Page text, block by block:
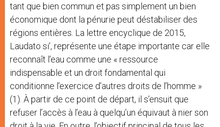
tant que bien commun et pas simplement un bien
économique dont la pénurie peut déstabiliser des
régions entières. La lettre encyclique de 2015,
Laudato si’, représente une étape importante car elle
reconnaît l’eau comme une « ressource
indispensable et un droit fondamental qui
conditionne l’exercice d’autres droits de l’homme »
(1). À partir de ce point de départ, il s’ensuit que
refuser l’accès à l’eau à quelqu’un équivaut à nier son